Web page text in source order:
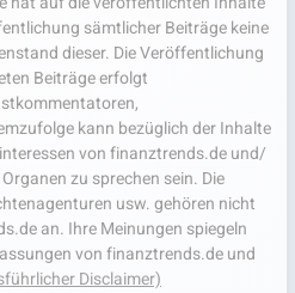
sämtlicher Beiträge keine
dieser. Die Veröffentlichung
Beiträge erfolgt
kann bezüglich der Inhalte
von finanztrends.de und/
zu sprechen sein. Die
usw. gehören nicht
an. Ihre Meinungen spiegeln
von finanztrends.de und
Disclaimer)